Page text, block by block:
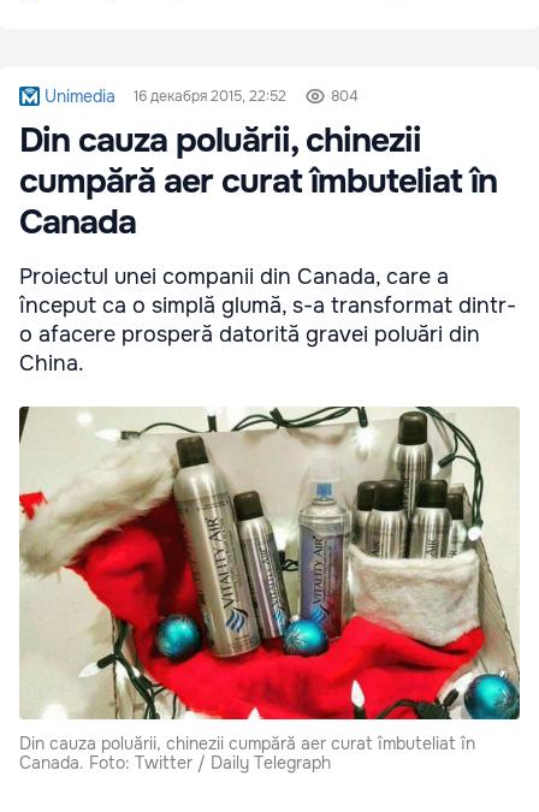
Unimedia 16 декабря 2015, 22:52 804
Din cauza poluării, chinezii
cumpără aer curat îmbuteliat în
Canada
Proiectul unei companii din Canada, care a
început ca o simplă glumă, s-a transformat dintr-
o afacere prosperă datorită gravei poluări din
China.
Din cauza poluării, chinezii cumpără aer curat îmbuteliat în
Canada. Foto: Twitter / Daily Telegraph